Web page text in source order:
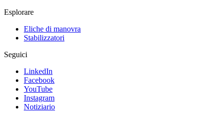
Esplorare
Eliche di manovra
Stabilizzatori
Seguici
LinkedIn
Facebook
YouTube
Instagram
Notiziario